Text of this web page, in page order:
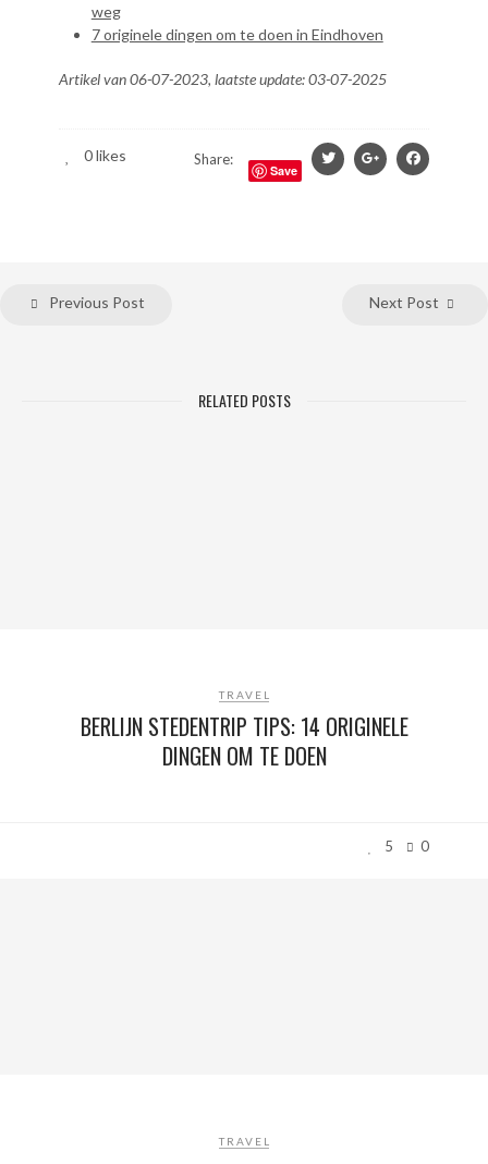
weg
7 originele dingen om te doen in Eindhoven
Artikel van 06-07-2023, laatste update: 03-07-2025
0likes Share:
Save
Previous Post Next Post
RELATED POSTS
TRAVEL
BERLIJN STEDENTRIP TIPS: 14 ORIGINELE
DINGEN OM TE DOEN
5 0
TRAVEL